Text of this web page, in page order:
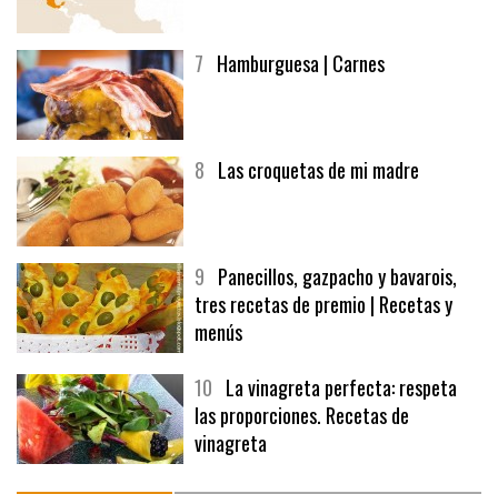
7 Hamburguesa | Carnes
8 Las croquetas de mi madre
9 Panecillos, gazpacho y bavarois,
tres recetas de premio | Recetas y
menús
10 La vinagreta perfecta: respeta
las proporciones. Recetas de
vinagreta